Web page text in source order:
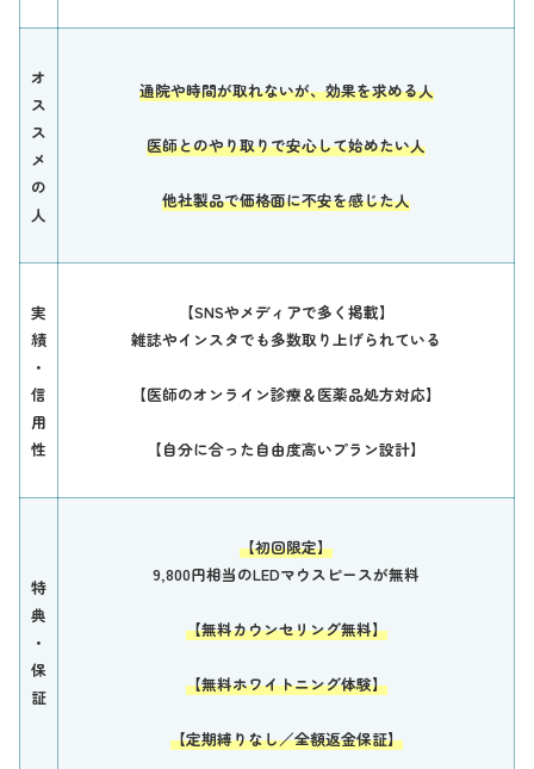
オ
ス
ス
メ
の
人
通院や時間が取れないが、効果を求める人
医師とのやり取りで安心して始めたい人
他社製品で価格面に不安を感じた人
実
績
・
信
用
性
【SNSやメディアで多く掲載】
雑誌やインスタでも多数取り上げられている
【医師のオンライン診療＆医薬品処方対応】
【自分に合った自由度高いプラン設計】
特
典
・
保
証
【初回限定】
9,800円相当のLEDマウスピースが無料
【無料カウンセリング無料】
【無料ホワイトニング体験】
【定期縛りなし／全額返金保証】